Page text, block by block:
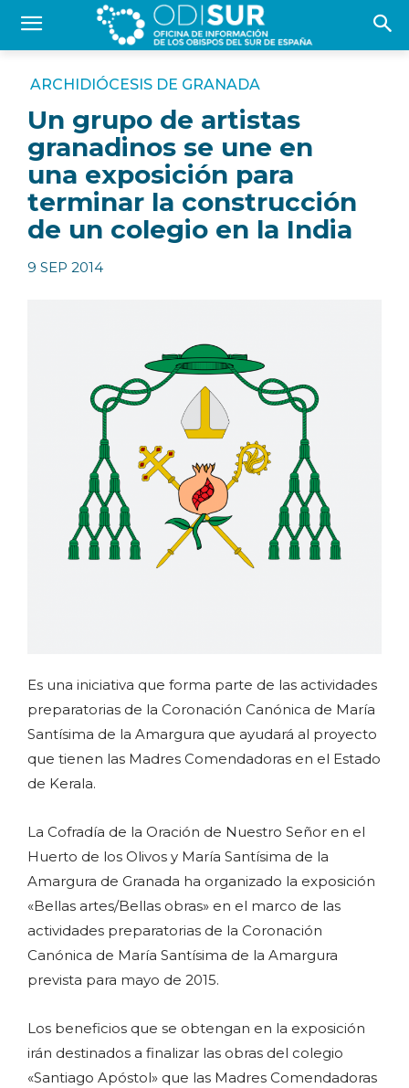
ARCHIDIÓCESIS DE GRANADA
Un grupo de artistas
granadinos se une en
una exposición para
terminar la construcción
de un colegio en la India
9 SEP 2014
Es una iniciativa que forma parte de las actividades
preparatorias de la Coronación Canónica de María
Santísima de la Amargura que ayudará al proyecto
que tienen las Madres Comendadoras en el Estado
de Kerala.
La Cofradía de la Oración de Nuestro Señor en el
Huerto de los Olivos y María Santísima de la
Amargura de Granada ha organizado la exposición
«Bellas artes/Bellas obras» en el marco de las
actividades preparatorias de la Coronación
Canónica de María Santísima de la Amargura
prevista para mayo de 2015.
Los beneficios que se obtengan en la exposición
irán destinados a finalizar las obras del colegio
«Santiago Apóstol» que las Madres Comendadoras